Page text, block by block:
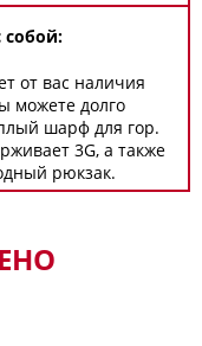
собой:
от вас наличия
можете долго
шарф для гор.
3G, а также
рюкзак.